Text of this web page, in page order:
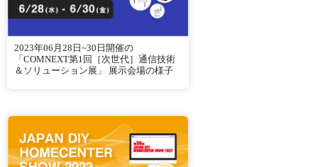
2023年06月28日~30日開催の
「COMNEXT第1回［次世代］通信技術
＆ソリューション展」 展示会場の様子